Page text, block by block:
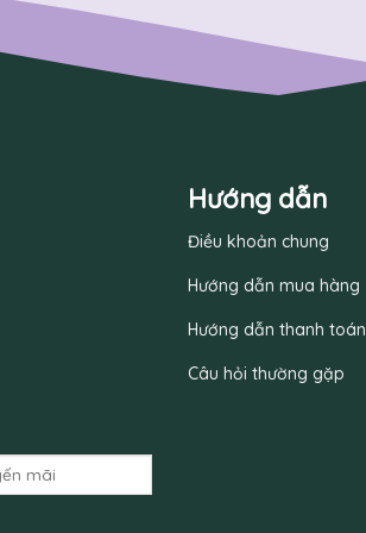
Hướng dẫn
Điều khoản chung
Hướng dẫn mua hàng
Hướng dẫn thanh toán
Câu hỏi thường gặp